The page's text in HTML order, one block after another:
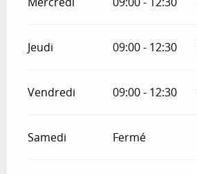
Jeudi 09:00 - 12:30
Vendredi 09:00 - 12:30
Samedi Fermé